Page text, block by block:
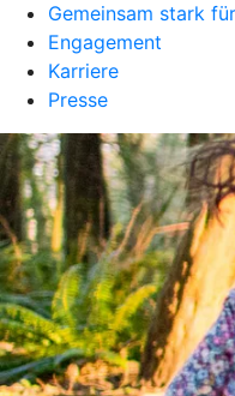
Gemeinsam stark
Engagement
Karriere
Presse